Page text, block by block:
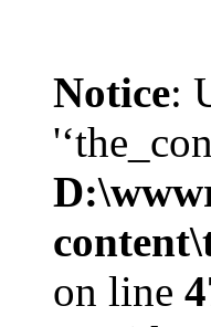
Notice:
on line